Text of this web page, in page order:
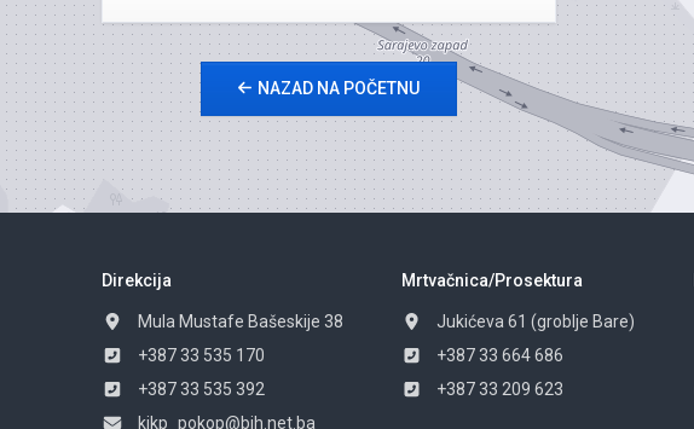
NAZAD NA POČETNU
Direkcija
Mula Mustafe Bašeskije 38
+387 33 535 170
+387 33 535 392
kjkp_pokop@bih.net.ba
Mrtvačnica/Prosektura
Jukićeva 61 (groblje Bare)
+387 33 664 686
+387 33 209 623